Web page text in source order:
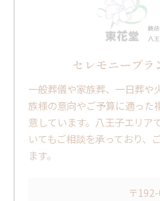
セレモニープラ
一般葬儀や家族葬、一日葬や
族様の意向やご予算に適った
意しています。八王子エリア
いてもご相談を承っており、
ます。
〒